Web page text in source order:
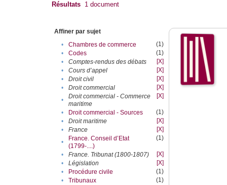
Résultats 1 document
Affiner par sujet
•
Chambres de commerce
(1)
•
Codes
(1)
•
Comptes-rendus des débats
[X]
•
Cours d’appel
[X]
•
Droit civil
[X]
•
Droit commercial
[X]
•
Droit commercial - Commerce
maritime
[X]
• Droit commercial - Sources
(1)
•
Droit maritime
[X]
•
France
[X]
•
France. Conseil d’Etat
(1799-....)
(1)
• France. Tribunat (1800-1807)
[X]
•
Législation
[X]
•
Procédure civile
(1)
•
Tribunaux
(1)